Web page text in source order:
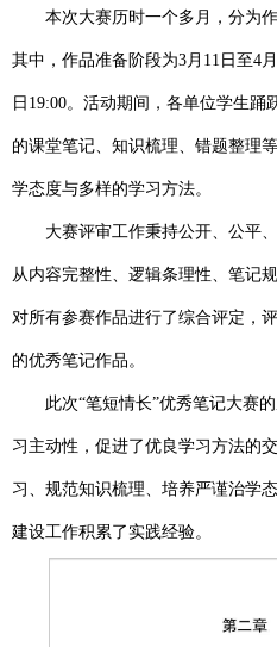
本次大赛历时一个多月，分为
其中，作品准备阶段为3月11日至4
日19:00。活动期间，各单位学生
的课堂笔记、知识梳理、错题整理
学态度与多样的学习方法。
大赛评审工作秉持公开、公平
从内容完整性、逻辑条理性、笔记
对所有参赛作品进行了综合评定，
的优秀笔记作品。
此次“笔短情长”优秀笔记大赛
习主动性，促进了优良学习方法的
习、规范知识梳理、培养严谨治学
建设工作积累了实践经验。